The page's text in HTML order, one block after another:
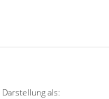
Darstellung als: